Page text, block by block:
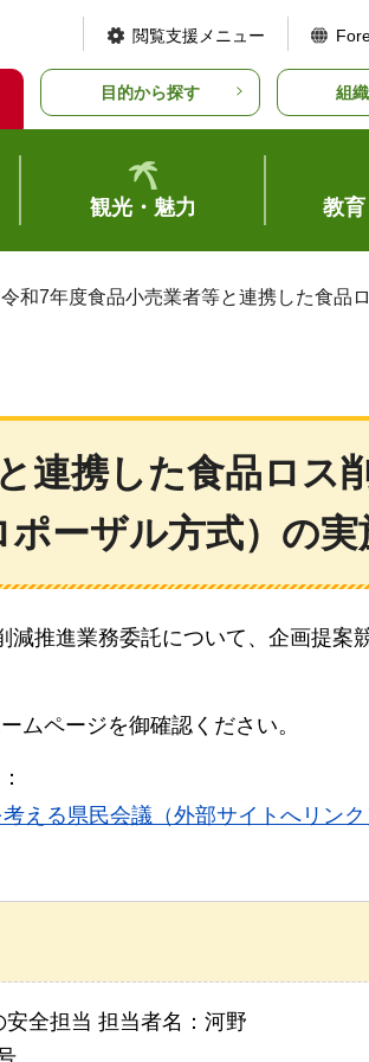
閲覧支援メニュー
目的から探す 組
観光・魅力 教
和7年度食品小売業者等と連携した食品
連携した食品ロス
ーザル方式）の
推進業務委託について、企画提案
ムページを御確認ください。
える県民会議（外部サイトへリンク
全担当 担当者名：河野